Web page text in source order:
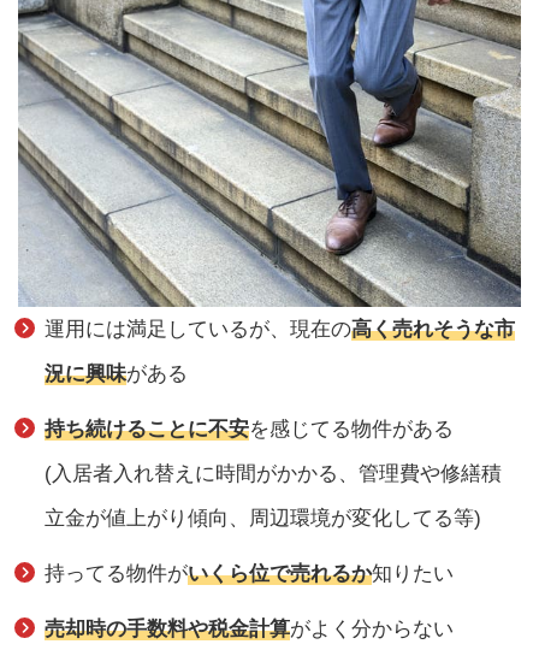
運用には満足しているが、現在の高く売れそうな市
況に興味がある
持ち続けることに不安を感じてる物件がある
(入居者入れ替えに時間がかかる、管理費や修繕積
立金が値上がり傾向、周辺環境が変化してる等)
持ってる物件がいくら位で売れるか知りたい
売却時の手数料や税金計算がよく分からない